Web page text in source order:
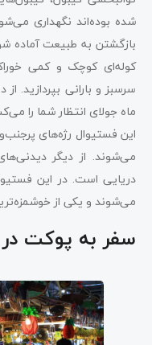
شده‌ بوده‌اند نگهداری
بازگشتن به طبیعت آماده
کوله‌ای کوچک و کمی
سرسبز و بارانی بپردازید.
ماه جولای انتظار شما را
این فستیوال رژه‌های
می‌شوند. از دیگر
دریایی است. در این
می‌شوند و یکی از
سفر به پوکت